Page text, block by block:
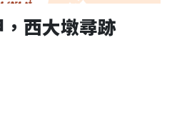
西大墩尋跡